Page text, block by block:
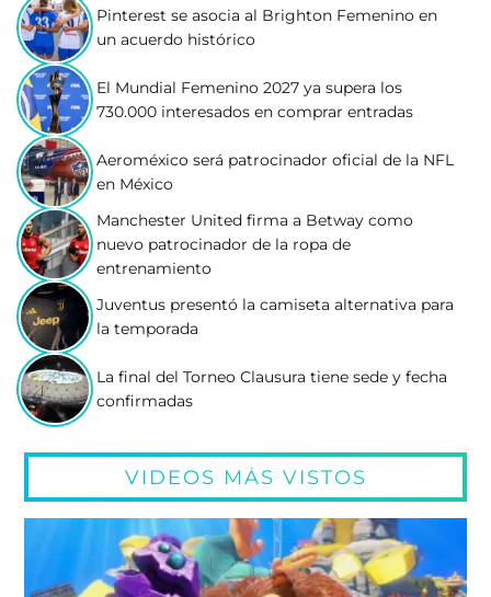
Pinterest se asocia al Brighton Femenino en
un acuerdo histórico
El Mundial Femenino 2027 ya supera los
730.000 interesados en comprar entradas
Aeroméxico será patrocinador oficial de la NFL
en México
Manchester United firma a Betway como
nuevo patrocinador de la ropa de
entrenamiento
Juventus presentó la camiseta alternativa para
la temporada
La final del Torneo Clausura tiene sede y fecha
confirmadas
VIDEOS MÁS VISTOS